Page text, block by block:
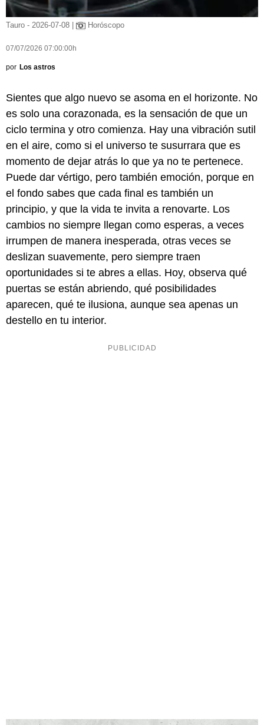
Tauro - 2026-07-08 | Horóscopo
07/07/2026 07:00:00h
por Los astros
Sientes que algo nuevo se asoma en el horizonte. No
es solo una corazonada, es la sensación de que un
ciclo termina y otro comienza. Hay una vibración sutil
en el aire, como si el universo te susurrara que es
momento de dejar atrás lo que ya no te pertenece.
Puede dar vértigo, pero también emoción, porque en
el fondo sabes que cada final es también un
principio, y que la vida te invita a renovarte. Los
cambios no siempre llegan como esperas, a veces
irrumpen de manera inesperada, otras veces se
deslizan suavemente, pero siempre traen
oportunidades si te abres a ellas. Hoy, observa qué
puertas se están abriendo, qué posibilidades
aparecen, qué te ilusiona, aunque sea apenas un
destello en tu interior.